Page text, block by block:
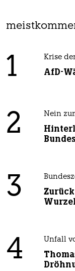
1 Krise
AfD-
2 Nein
3
4 Unfall